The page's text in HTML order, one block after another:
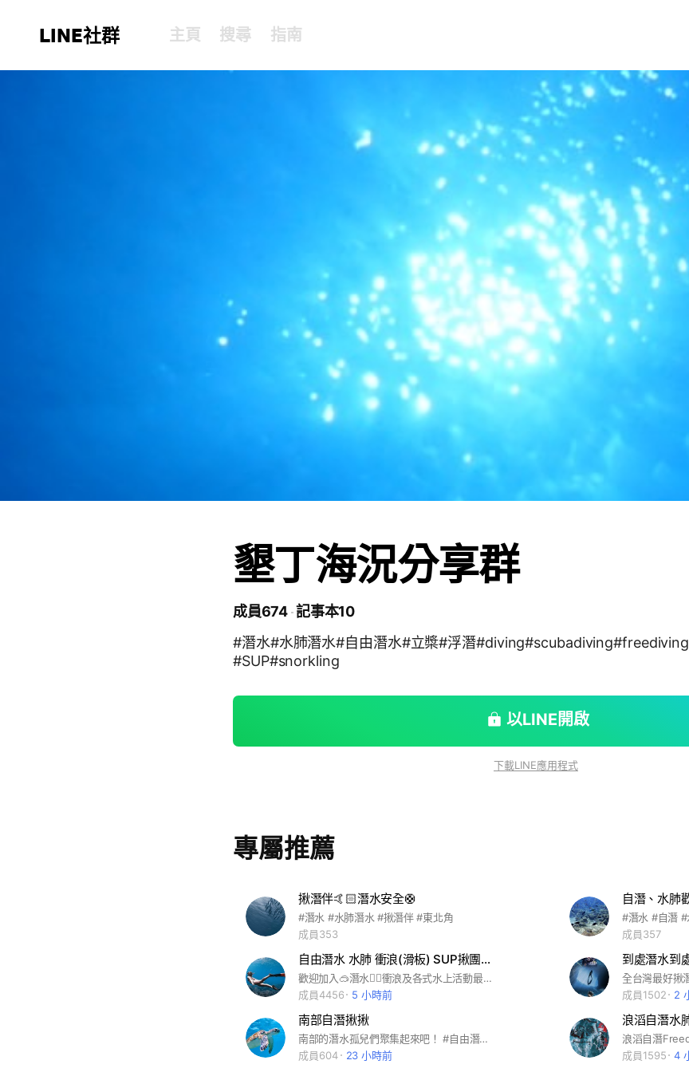
LINE社群 主頁 搜尋 指南
墾丁海況分享群
成員674 記事本10
#潛水#水肺潛水#自由潛水#立槳#浮潛#diving#scubadiving#freediving
#SUP#snorkling
以LINE開啟
下載LINE應用程式
專屬推薦
揪潛伴🤙🏻潛水安全🛟
#潛水 #水肺潛水 #揪潛伴 #東北角
成員353
自潛、水肺
#潛水 #自潛 #
成員357
自由潛水 水肺 衝浪(滑板) SUP揪團找潛伴交流平台
歡迎加入🥽潛水🏄‍♀️衝浪及各式水上活動最大社群平台 無論您是新手或老手都歡迎您的加入~一起討論與分享❤️ ⚠️社群版規請務必遵守📌本平台僅提供水上裝備買賣交流不負責買賣糾紛,請自行解決📌管理員有絕對權力剔除違規或擾亂秩序之成員📌嚴禁在此招募群組📌不開放與社群主題不相關廣告屢犯者剔除 感謝配合🙏 #潛水#自由潛水#水肺#SUP#浮潛#衝浪#水上活動#找潛伴#找教練#揪團#水上活動裝備買賣
成員4456
5 小時前
成員1502
2
南部自潛揪揪
南部的潛水孤兒們聚集起來吧！ #自由潛水 #自潛 #找潛伴
成員604
23 小時前
浪滔自潛水
成員1595
4